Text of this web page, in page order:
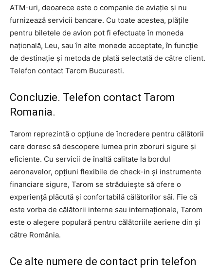
ATM-uri, deoarece este o companie de aviație și nu
furnizează servicii bancare. Cu toate acestea, plățile
pentru biletele de avion pot fi efectuate în moneda
națională, Leu, sau în alte monede acceptate, în funcție
de destinație și metoda de plată selectată de către client.
Telefon contact Tarom Bucuresti.
Concluzie. Telefon contact Tarom
Romania.
Tarom reprezintă o opțiune de încredere pentru călătorii
care doresc să descopere lumea prin zboruri sigure și
eficiente. Cu servicii de înaltă calitate la bordul
aeronavelor, opțiuni flexibile de check-in și instrumente
financiare sigure, Tarom se străduiește să ofere o
experiență plăcută și confortabilă călătorilor săi. Fie că
este vorba de călătorii interne sau internaționale, Tarom
este o alegere populară pentru călătoriile aeriene din și
către România.
Ce alte numere de contact prin telefon